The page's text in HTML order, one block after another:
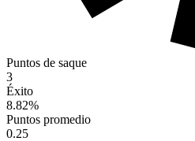
Puntos de saque
3
Éxito
8.82%
Puntos promedio
0.25